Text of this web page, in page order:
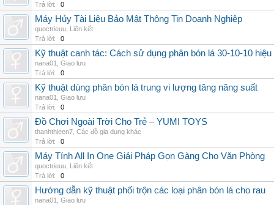
Trả lời:
0
Máy Hủy Tài Liệu Bảo Mật Thông Tin Doanh Nghiệp
quoctrieuu Liên kết
Trả lời:
0
Kỹ thuật canh tác: Cách sử dụng phân bón lá 30-10-10 hiệu
nana01
Giao lưu
Trả lời:
0
Kỹ thuật dùng phân bón lá trung vi lượng tăng năng suất
nana01
Giao lưu
Trả lời:
0
Đồ Chơi Ngoài Trời Cho Trẻ – YUMI TOYS
thanhthieen7 Các đồ gia dụng khác
Trả lời:
0
Máy Tính All In One Giải Pháp Gọn Gàng Cho Văn Phòng
quoctrieuu Liên kết
Trả lời:
0
Hướng dẫn kỹ thuật phối trộn các loại phân bón lá cho rau
nana01
Giao lưu